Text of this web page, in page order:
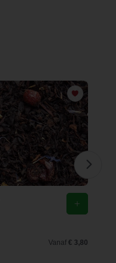
Vanaf € 3,80